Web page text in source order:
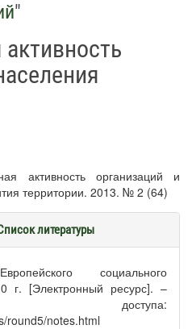
"
активность организаций и
территории. 2013. № 2 (64)
литературы
социального
г. [Электронный ресурс]. –
round5/notes.html